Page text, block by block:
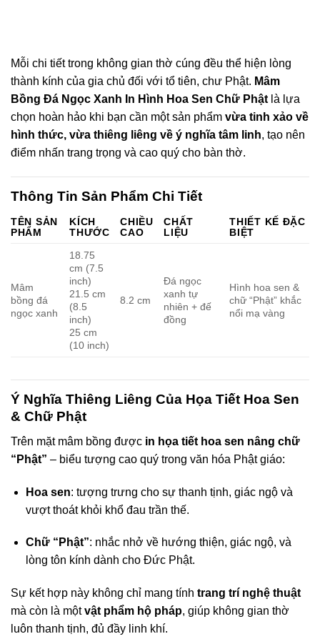
panel
panel
panel
panel
panel
panel
panel
panel
panel
panel
Mỗi chi tiết trong không gian thờ cúng đều thể hiện lòng
thành kính của gia chủ đối với tổ tiên, chư Phật. Mâm
Bồng Đá Ngọc Xanh In Hình Hoa Sen Chữ Phật là lựa
chọn hoàn hảo khi bạn cần một sản phẩm vừa tinh xảo về
hình thức, vừa thiêng liêng về ý nghĩa tâm linh, tạo nên
điểm nhấn trang trọng và cao quý cho bàn thờ.
Thông Tin Sản Phẩm Chi Tiết
TÊN SẢN
PHẨM
KÍCH
THƯỚC
CHIỀU
CAO
CHẤT
LIỆU
THIẾT KẾ ĐẶC
BIỆT
Mâm
bồng đá
ngọc xanh
18.75
cm (7.5
inch)
21.5 cm
(8.5
inch)
25 cm
(10 inch)
8.2 cm
Đá ngọc
xanh tự
nhiên + đế
đồng
Hình hoa sen &
chữ “Phật” khắc
nổi mạ vàng
Ý Nghĩa Thiêng Liêng Của Họa Tiết Hoa Sen
& Chữ Phật
Trên mặt mâm bồng được in họa tiết hoa sen nâng chữ
“Phật” – biểu tượng cao quý trong văn hóa Phật giáo:
Hoa sen: tượng trưng cho sự thanh tịnh, giác ngộ và
vượt thoát khỏi khổ đau trần thế.
Chữ “Phật”: nhắc nhở về hướng thiện, giác ngộ, và
lòng tôn kính dành cho Đức Phật.
Sự kết hợp này không chỉ mang tính trang trí nghệ thuật
mà còn là mộtvật phẩm hộ pháp, giúp không gian thờ
luôn thanh tịnh, đủ đầy linh khí.